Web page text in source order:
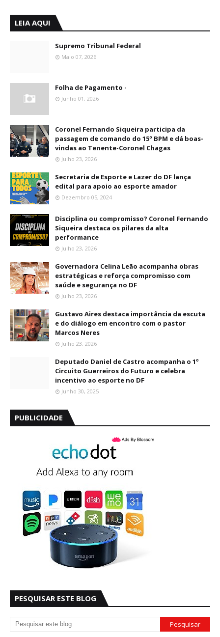
LEIA AQUI
Supremo Tribunal Federal
Maio 07, 2026
Folha de Pagamento -
Junho 01, 2026
Coronel Fernando Siqueira participa da
passagem de comando do 15º BPM e dá boas-
vindas ao Tenente-Coronel Chagas
Julho 23, 2026
Secretaria de Esporte e Lazer do DF lança
edital para apoio ao esporte amador
Dezembro 05, 2024
Disciplina ou compromisso? Coronel Fernando
Siqueira destaca os pilares da alta
performance
Julho 23, 2026
Governadora Celina Leão acompanha obras
estratégicas e reforça compromisso com
saúde e segurança no DF
Julho 23, 2026
Gustavo Aires destaca importância da escuta
e do diálogo em encontro com o pastor
Marcos Neres
Julho 23, 2026
Deputado Daniel de Castro acompanha o 1º
Circuito Guerreiros do Futuro e celebra
incentivo ao esporte no DF
Junho 30, 2025
PUBLICIDADE
PESQUISAR ESTE BLOG